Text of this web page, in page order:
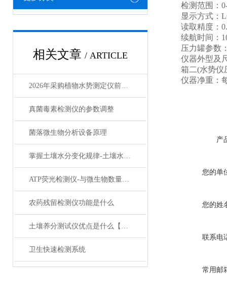
相关文章 / ARTICLE
2026年采购植物水势测定仪前必看的5项检查清单
真菌毒素检测仪的参数调整
菌落微生物分析设备原理
掌握土壤水分变化规律-土壤水分检测仪
ATP荧光检测仪-与微生物数量、环境卫生的关系
农药残留检测仪功能是什么
土壤养分测试仪优点是什么【莱恩德】
卫生快速检测系统
检测范围：0-
显示方式：
读取精度：
续航时间：
压力罐参数：
仪器外型及尺
箱二(水势仪压
仪器净重：每
产
您的单
您的姓
联系电
常用邮